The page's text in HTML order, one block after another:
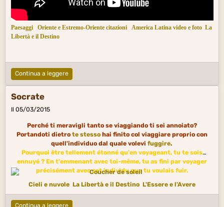
Paesaggi Oriente e Estremo-Oriente citazioni America Latina video e foto La
Libertà e il Destino
Continua a leggere
Socrate
Il 05/03/2015
Perché ti meravigli tanto se viaggiando ti sei annoiato?
Portandoti dietro te stesso hai finito col viaggiare proprio con
quell'individuo dal quale volevi fuggire.
Pourquoi être tellement étonné qu'en voyageant, tu te sois
ennuyé ? En t'emmenant avec toi-même, tu as fini par voyager
précisément avec cet individu que tu voulais fuir.
Cieli e nuvole La Libertà e il Destino L'Essere e l'Avere